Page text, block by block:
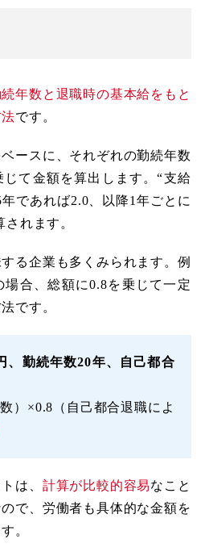
年数と退職時の基本給をもと
です。
ースに、それぞれの勤続年数
じて金額を算出します。“支給
であれば2.0、以降1年ごとに
れます。
る企業も多くみられます。例
場合、総額に0.8を乗じて一定
です。
、勤続年数20年、自己都合
）×0.8（自己都合退職によ
は、 計算が比較的容易なこと
で、労働者も具体的な金額を
。